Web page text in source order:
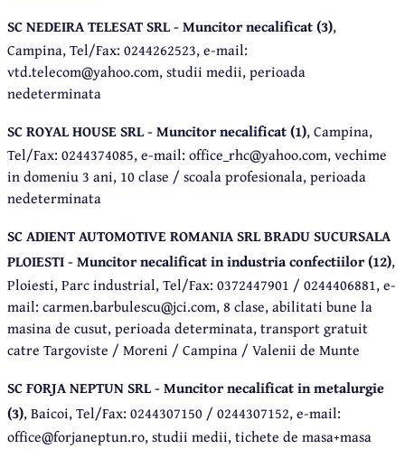
SC NEDEIRA TELESAT SRL - Muncitor necalificat (3),
Campina, Tel/Fax: 0244262523, e-mail:
vtd.telecom@yahoo.com, studii medii, perioada
nedeterminata
SC ROYAL HOUSE SRL - Muncitor necalificat (1), Campina,
Tel/Fax: 0244374085, e-mail: office_rhc@yahoo.com, vechime
in domeniu 3 ani, 10 clase / scoala profesionala, perioada
nedeterminata
SC ADIENT AUTOMOTIVE ROMANIA SRL BRADU SUCURSALA
PLOIESTI - Muncitor necalificat in industria confectiilor (12),
Ploiesti, Parc industrial, Tel/Fax: 0372447901 / 0244406881, e-
mail: carmen.barbulescu@jci.com, 8 clase, abilitati bune la
masina de cusut, perioada determinata, transport gratuit
catre Targoviste / Moreni / Campina / Valenii de Munte
SC FORJA NEPTUN SRL - Muncitor necalificat in metalurgie
(3), Baicoi, Tel/Fax: 0244307150 / 0244307152, e-mail:
office@forjaneptun.ro, studii medii, tichete de masa+masa